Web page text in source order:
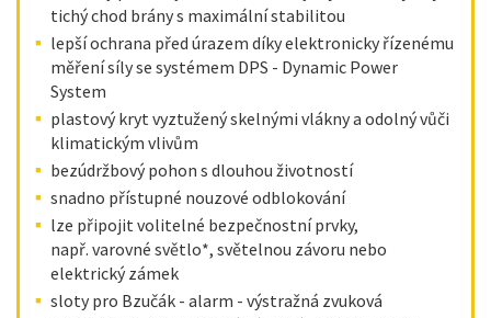
tichý chod brány s maximální stabilitou
lepší ochrana před úrazem díky elektronicky řízenému
měření síly se systémem DPS - Dynamic Power
System
plastový kryt vyztužený skelnými vlákny a odolný vůči
klimatickým vlivům
bezúdržbový pohon s dlouhou životností
snadno přístupné nouzové odblokování
lze připojit volitelné bezpečnostní prvky,
např. varovné světlo*, světelnou závoru nebo
elektrický zámek
sloty pro Bzučák - alarm - výstražná zvuková